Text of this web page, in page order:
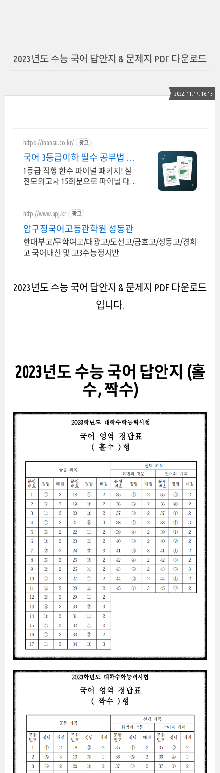
2023년도 수능 국어 답안지 & 문제지 PDF 다운로드
2022. 11. 17. 16:13
https://ihansu.co.kr/ 광고
국어 3등급이하 필수 공부법 실
전 감각 강화할 타이밍!
1등급 직행 한수 파이널 패키지! 실
전모의고사 15회분으로 파이널 대비
http://www.apj.kr 광고
압구정국어고등관학원 성동관
한대부고/무학여고/대광고/도선고/금호고/성동고/경희
고 국어내신 및 고3수능정시반
2023년도 수능 국어 답안지 & 문제지 PDF 다운로드
입니다.
2023년도 수능 국어 답안지 (홀
수, 짝수)